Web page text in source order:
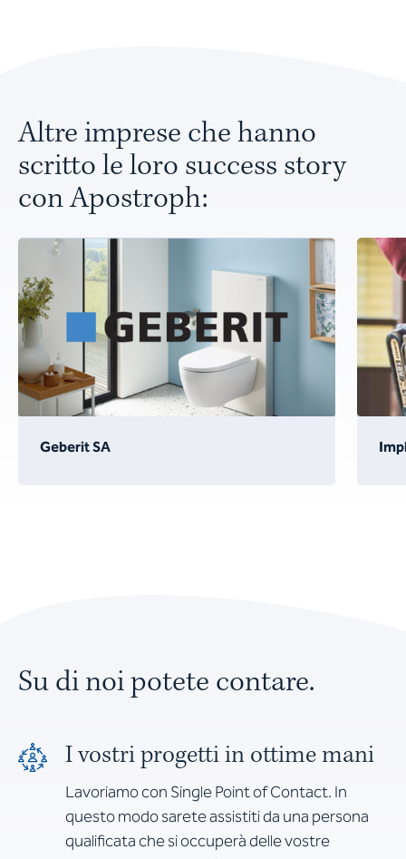
Altre imprese che hanno
scritto le loro success story
con Apostroph:
Geberit SA
Su di noi potete contare.
I vostri progetti in ottime mani
Lavoriamo con Single Point of Contact. In
questo modo sarete assistiti da una persona
qualificata che si occuperà delle vostre